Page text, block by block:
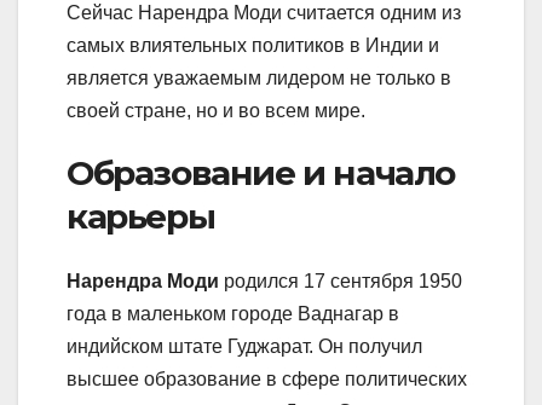
Сейчас Нарендра Моди считается одним из
самых влиятельных политиков в Индии и
является уважаемым лидером не только в
своей стране, но и во всем мире.
Образование и начало
карьеры
Нарендра Моди родился 17 сентября 1950
года в маленьком городе Ваднагар в
индийском штате Гуджарат. Он получил
высшее образование в сфере политических